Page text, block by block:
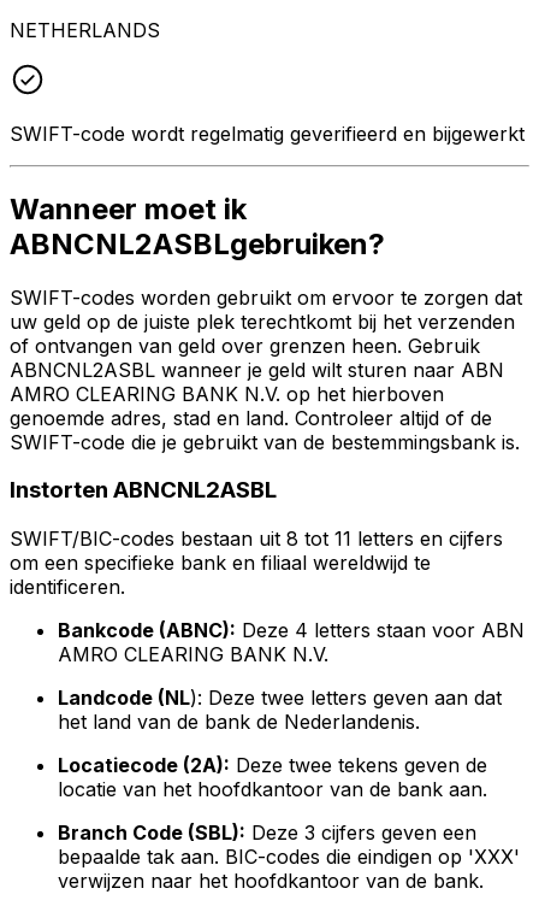
NETHERLANDS
SWIFT-code wordt regelmatig geverifieerd en bijgewerkt
Wanneer moet ik
ABNCNL2ASBLgebruiken?
SWIFT-codes worden gebruikt om ervoor te zorgen dat
uw geld op de juiste plek terechtkomt bij het verzenden
of ontvangen van geld over grenzen heen. Gebruik
ABNCNL2ASBL wanneer je geld wilt sturen naar ABN
AMRO CLEARING BANK N.V. op het hierboven
genoemde adres, stad en land. Controleer altijd of de
SWIFT-code die je gebruikt van de bestemmingsbank is.
Instorten ABNCNL2ASBL
SWIFT/BIC-codes bestaan uit 8 tot 11 letters en cijfers
om een specifieke bank en filiaal wereldwijd te
identificeren.
Bankcode (ABNC): Deze 4 letters staan voor ABN
AMRO CLEARING BANK N.V.
Landcode (NL): Deze twee letters geven aan dat
het land van de bank de Nederlandenis.
Locatiecode (2A): Deze twee tekens geven de
locatie van het hoofdkantoor van de bank aan.
Branch Code (SBL): Deze 3 cijfers geven een
bepaalde tak aan. BIC-codes die eindigen op 'XXX'
verwijzen naar het hoofdkantoor van de bank.